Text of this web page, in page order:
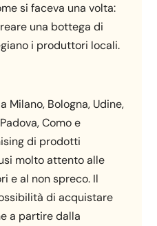
si faceva una volta:
una bottega di
i produttori locali.
Milano, Bologna, Udine,
Como e
di prodotti
molto attento alle
e al non spreco. Il
di acquistare
a partire dalla